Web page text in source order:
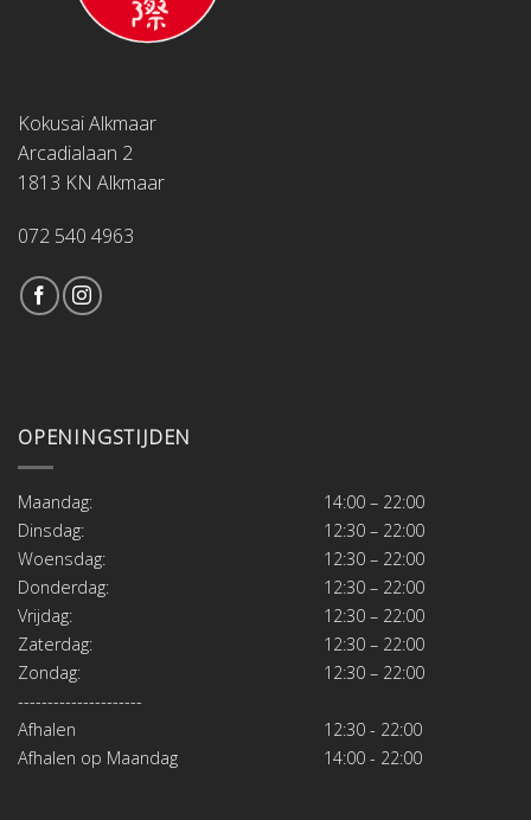
Kokusai Alkmaar
Arcadialaan 2
1813 KN Alkmaar
072 540 4963
OPENINGSTIJDEN
Maandag:
14:00 – 22:00
Dinsdag:
12:30 – 22:00
Woensdag:
12:30 – 22:00
Donderdag:
12:30 – 22:00
Vrijdag:
12:30 – 22:00
Zaterdag:
12:30 – 22:00
Zondag:
12:30 – 22:00
---------------------
Afhalen
12:30 - 22:00
Afhalen op Maandag
14:00 - 22:00